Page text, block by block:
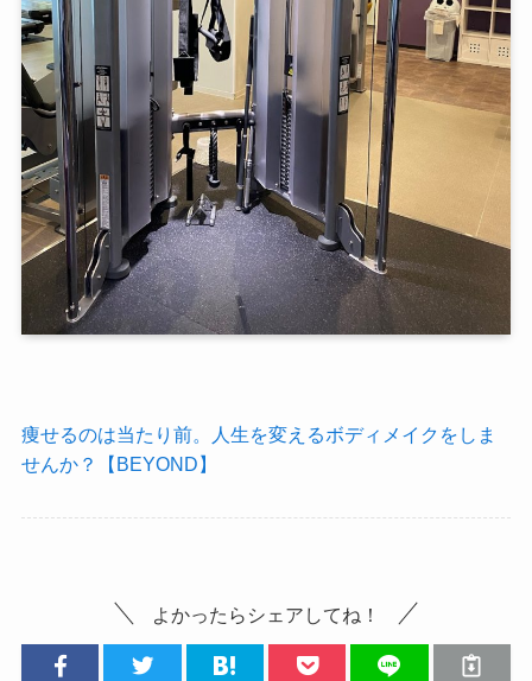
痩せるのは当たり前。人生を変えるボディメイクをしま
せんか？【BEYOND】
よかったらシェアしてね！